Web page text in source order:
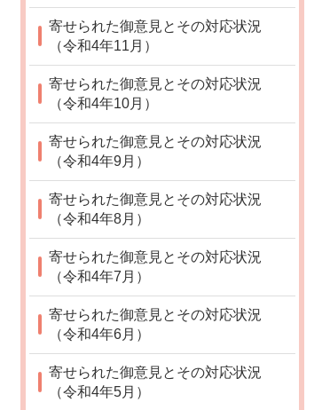
寄せられた御意見とその対応状況
（令和4年11月）
寄せられた御意見とその対応状況
（令和4年10月）
寄せられた御意見とその対応状況
（令和4年9月）
寄せられた御意見とその対応状況
（令和4年8月）
寄せられた御意見とその対応状況
（令和4年7月）
寄せられた御意見とその対応状況
（令和4年6月）
寄せられた御意見とその対応状況
（令和4年5月）